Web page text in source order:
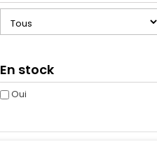
En stock
Oui